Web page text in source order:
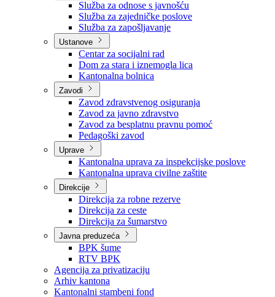
Službe
Služba za odnose s javnošću
Služba za zajedničke poslove
Služba za zapošljavanje
Ustanove
Centar za socijalni rad
Dom za stara i iznemogla lica
Kantonalna bolnica
Zavodi
Zavod zdravstvenog osiguranja
Zavod za javno zdravstvo
Zavod za besplatnu pravnu pomoć
Pedagoški zavod
Uprave
Kantonalna uprava za inspekcijske poslove
Kantonalna uprava civilne zaštite
Direkcije
Direkcija za robne rezerve
Direkcija za ceste
Direkcija za šumarstvo
Javna preduzeća
BPK šume
RTV BPK